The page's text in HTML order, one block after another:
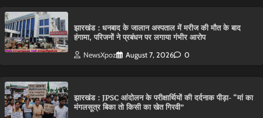
झारखंड : धनबाद के जालान अस्पताल में मरीज की मौत के बाद
हंगामा, परिजनों ने प्रबंधन पर लगाया गंभीर आरोप
NewsXpoz August 7, 2026 0
झारखंड : JPSC आंदोलन के परीक्षार्थियों की दर्दनाक पीड़ा- “मां का
मंगलसूत्र बिका तो किसी का खेत गिरवी”